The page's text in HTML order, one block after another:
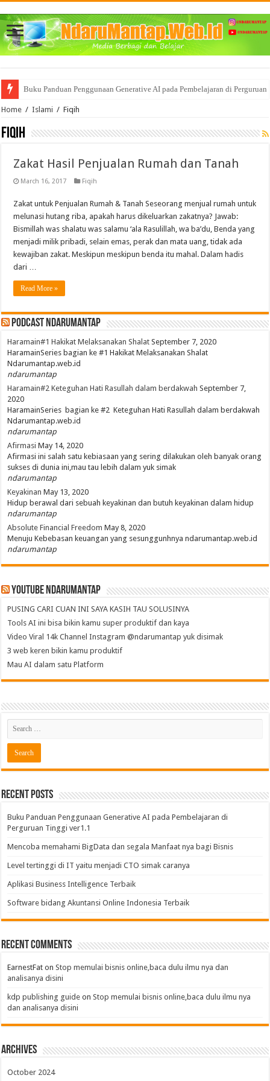
Buku Panduan Penggunaan Generative AI pada Pembelajaran di
Mencoba memahami BigData dan segala Manfaat nya bagi Bisnis
Home / Islami / Fiqih
Fiqih
Zakat Hasil Penjualan Rumah dan Tanah
March 16, 2017 Fiqih
Zakat untuk Penjualan Rumah & Tanah Seseorang menjual rumah untuk
melunasi hutang riba, apakah harus dikeluarkan zakatnya? Jawab:
Bismillah was shalatu was salamu ‘ala Rasulillah, wa ba’du, Benda yang
menjadi milik pribadi, selain emas, perak dan mata uang, tidak ada
kewajiban zakat. Meskipun meskipun benda itu mahal. Dalam hadis
dari …
Read More »
PodCast NdaruMantap
Haramain#1 Hakikat Melaksanakan Shalat September 7, 2020
HaramainSeries bagian ke #1 Hakikat Melaksanakan Shalat
Ndarumantap.web.id
ndarumantap
Haramain#2 Keteguhan Hati Rasullah dalam berdakwah September 7,
2020
HaramainSeries bagian ke #2 Keteguhan Hati Rasullah dalam berdakwah
Ndarumantap.web.id
ndarumantap
Afirmasi May 14, 2020
Afirmasi ini salah satu kebiasaan yang sering dilakukan oleh banyak orang
sukses di dunia ini,mau tau lebih dalam yuk simak
ndarumantap
Keyakinan May 13, 2020
Hidup berawal dari sebuah keyakinan dan butuh keyakinan dalam hidup
ndarumantap
Absolute Financial Freedom May 8, 2020
Menuju Kebebasan keuangan yang sesunggunhnya ndarumantap.web.id
ndarumantap
Youtube NdaruMantap
PUSING CARI CUAN INI SAYA KASIH TAU SOLUSINYA
Tools AI ini bisa bikin kamu super produktif dan kaya
Video Viral 14k Channel Instagram @ndarumantap yuk disimak
3 web keren bikin kamu produktif
Mau AI dalam satu Platform
Recent Posts
Buku Panduan Penggunaan Generative AI pada Pembelajaran di
Perguruan Tinggi ver1.1
Mencoba memahami BigData dan segala Manfaat nya bagi Bisnis
Level tertinggi di IT yaitu menjadi CTO simak caranya
Aplikasi Business Intelligence Terbaik
Software bidang Akuntansi Online Indonesia Terbaik
Recent Comments
EarnestFat onStop memulai bisnis online,baca dulu ilmu nya dan
analisanya disini
kdp publishing guide onStop memulai bisnis online,baca dulu ilmu nya
dan analisanya disini
Archives
October 2024